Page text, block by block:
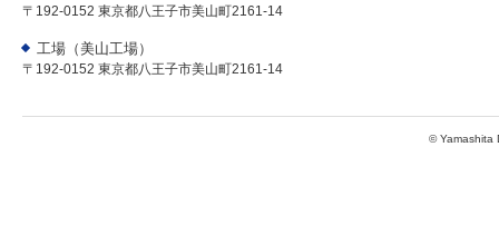
〒192-0152 東京都八王子市美山町2161-14
工場（美山工場）
〒192-0152 東京都八王子市美山町2161-14
© Yamashita